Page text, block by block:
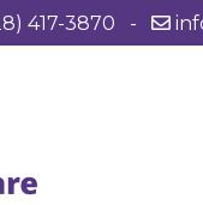
417-3870 -